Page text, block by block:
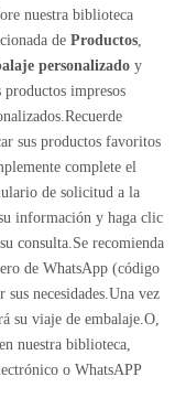
nuestra biblioteca
de Productos,
personalizadoy
productos impresos
sus productos favoritos
complete el
de solicitud a la
información y haga clic
consulta.Se recomienda
de WhatsApp (código
necesidades.Una vez
su viaje de embalaje.O,
nuestra biblioteca,
o WhatsAPP